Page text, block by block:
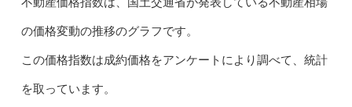
の価格変動の推移のグラフです。
この価格指数は成約価格をアンケートにより調べて、統計
を取っています。